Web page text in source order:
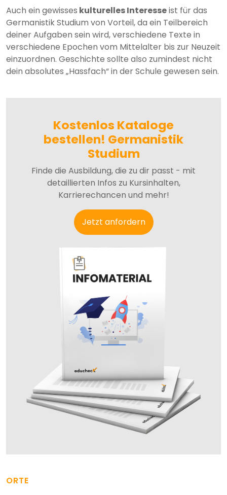
Auch ein gewisses kulturelles Interesseist für das
Germanistik Studium von Vorteil, da ein Teilbereich
deiner Aufgaben sein wird, verschiedene Texte in
verschiedene Epochen vom Mittelalter bis zur Neuzeit
einzuordnen. Geschichte sollte also zumindest nicht
dein absolutes „Hassfach“ in der Schule gewesen sein.
Kostenlos Kataloge
bestellen! Germanistik
Studium
Finde die Ausbildung, die zu dir passt - mit
detaillierten Infos zu Kursinhalten,
Karrierechancen und mehr!
Jetzt anfordern
ORTE